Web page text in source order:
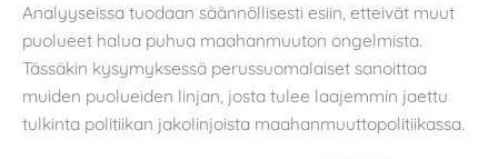
Analyyseissa tuodaan säännöllisesti esiin, etteivät muut
puolueet halua puhua maahanmuuton ongelmista.
Tässäkin kysymyksessä perussuomalaiset sanoittaa
muiden puolueiden linjan, josta tulee laajemmin jaettu
tulkinta politiikan jakolinjoista maahanmuuttopolitiikassa.